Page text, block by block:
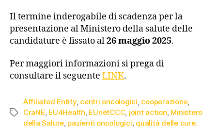
Il termine inderogabile di scadenza per la
presentazione al Ministero della salute delle
candidature è fissato al26 maggio 2025.
Per maggiori informazioni si prega di
consultare il seguente LINK.
Affiliated Entity, centri oncologici, cooperazione,
CraNE, EU4Health, EUnetCCC, joint action, Ministero
della Salute, pazienti oncologici, qualità delle cure.